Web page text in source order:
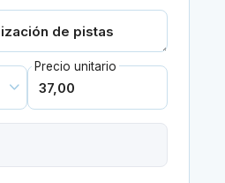
Precio unitario